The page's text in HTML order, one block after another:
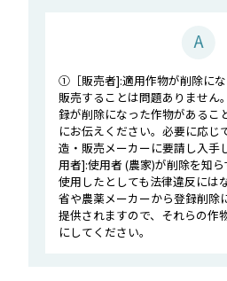
①［販売者]:適用作物が削除に
販売することは問題ありません
録が削除になった作物があるこ
にお伝えください。必要に応じ
造・販売メーカーに要請し入
用者]:使用者 (農家)が削除を知
使用したとしても法律違反には
省や農薬メーカーから登録削除
提供されますので、それらの作
にしてください。